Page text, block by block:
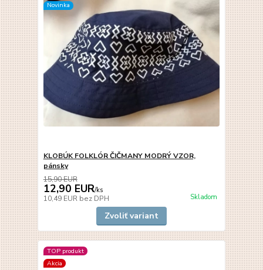
Novinka
KLOBÚK FOLKLÓR ČIČMANY MODRÝ VZOR,
pánsky
15,90 EUR
12,90 EUR/ks
10,49 EUR bez DPH Skladom
Zvoliť variant
TOP produkt
Akcia